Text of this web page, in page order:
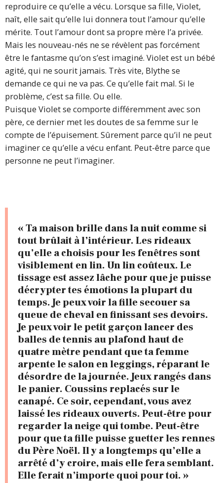
reproduire ce qu’elle a vécu. Lorsque sa fille, Violet,
naît, elle sait qu’elle lui donnera tout l’amour qu’elle
mérite. Tout l’amour dont sa propre mère l’a privée.
Mais les nouveau-nés ne se révèlent pas forcément
être le fantasme qu’on s’est imaginé. Violet est un bébé
agité, qui ne sourit jamais. Très vite, Blythe se
demande ce qui ne va pas. Ce qu’elle fait mal. Si le
problème, c’est sa fille. Ou elle.
Puisque Violet se comporte différemment avec son
père, ce dernier met les doutes de sa femme sur le
compte de l’épuisement. Sûrement parce qu’il ne peut
imaginer ce qu’elle a vécu enfant. Peut-être parce que
personne ne peut l’imaginer.
« Ta maison brille dans la nuit comme si
tout brûlait à l’intérieur. Les rideaux
qu’elle a choisis pour les fenêtres sont
visiblement en lin. Un lin coûteux. Le
tissage est assez lâche pour que je puisse
décrypter tes émotions la plupart du
temps. Je peux voir la fille secouer sa
queue de cheval en finissant ses devoirs.
Je peux voir le petit garçon lancer des
balles de tennis au plafond haut de
quatre mètre pendant que ta femme
arpente le salon en leggings, réparant le
désordre de la journée. Jeux rangés dans
le panier. Coussins replacés sur le
canapé. Ce soir, cependant, vous avez
laissé les rideaux ouverts. Peut-être pour
regarder la neige qui tombe. Peut-être
pour que ta fille puisse guetter les rennes
du Père Noël. Il y a longtemps qu’elle a
arrêté d’y croire, mais elle fera semblant.
Elle ferait n’importe quoi pour toi. »